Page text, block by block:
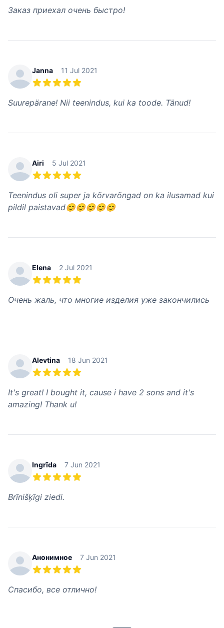
Заказ приехал очень быстро!
Janna 11 Jul 2021
Suurepärane! Nii teenindus, kui ka toode. Tänud!
Airi 5 Jul 2021
Teenindus oli super ja kõrvarõngad on ka ilusamad kui
pildil paistavad😊😊😊😊😊
Elena 2 Jul 2021
Очень жаль, что многие изделия уже закончились
Alevtina 18 Jun 2021
It's great! I bought it, cause i have 2 sons and it's
amazing! Thank u!
Ingrīda 7 Jun 2021
Brīnišķīgi ziedi.
Анонимное 7 Jun 2021
Спасибо, все отлично!